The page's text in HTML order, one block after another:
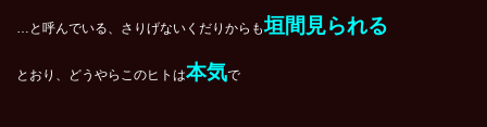
…と呼んでいる、さりげないくだりからも垣間見られる
とおり、 どうやらこのヒトは本気で